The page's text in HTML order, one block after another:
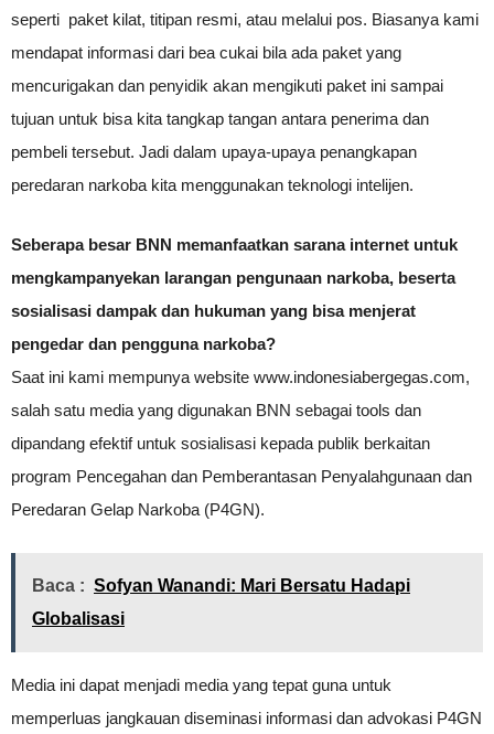
seperti paket kilat, titipan resmi, atau melalui pos. Biasanya kami
mendapat informasi dari bea cukai bila ada paket yang
mencurigakan dan penyidik akan mengikuti paket ini sampai
tujuan untuk bisa kita tangkap tangan antara penerima dan
pembeli tersebut. Jadi dalam upaya-upaya penangkapan
peredaran narkoba kita menggunakan teknologi intelijen.
Seberapa besar BNN memanfaatkan sarana internet untuk
mengkampanyekan larangan pengunaan narkoba, beserta
sosialisasi dampak dan hukuman yang bisa menjerat
pengedar dan pengguna narkoba?
Saat ini kami mempunya website www.indonesiabergegas.com,
salah satu media yang digunakan BNN sebagai tools dan
dipandang efektif untuk sosialisasi kepada publik berkaitan
program Pencegahan dan Pemberantasan Penyalahgunaan dan
Peredaran Gelap Narkoba (P4GN).
Baca : Sofyan Wanandi: Mari Bersatu Hadapi
Globalisasi
Media ini dapat menjadi media yang tepat guna untuk
memperluas jangkauan diseminasi informasi dan advokasi P4GN